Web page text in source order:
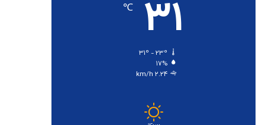
۳۱ ℃
۱۷%
۲.۲۴ km/h